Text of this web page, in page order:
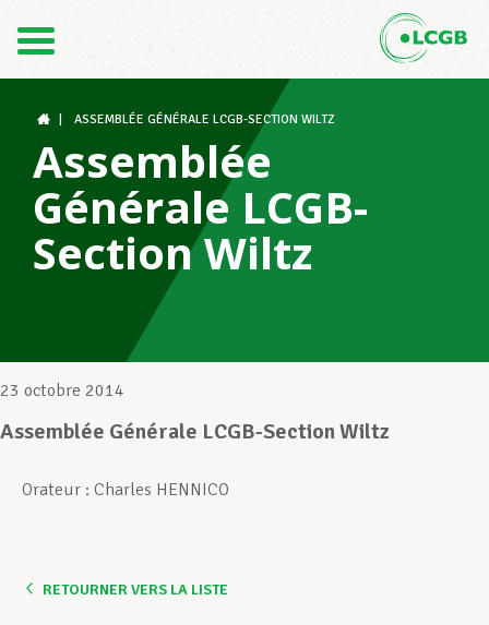
DE
Le LCGB
Structures syndicales
Assistance au Travail
ASSEMBLÉE GÉNÉRALE LCGB-SECTION WILTZ
Assemblée
Générale LCGB-
Section Wiltz
23 octobre 2014
Assemblée Générale LCGB-Section Wiltz
Orateur : Charles HENNICO
RETOURNER VERS LA LISTE